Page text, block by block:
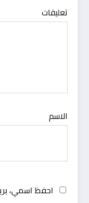
تعليقات
الاسم
احفظ اسمي،